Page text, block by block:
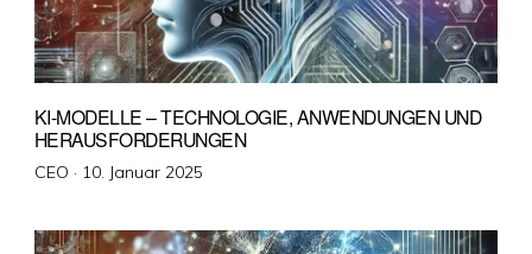
KI-MODELLE – TECHNOLOGIE, ANWENDUNGEN UND
HERAUSFORDERUNGEN
CEO · Veröffentlicht
10. Januar 2025